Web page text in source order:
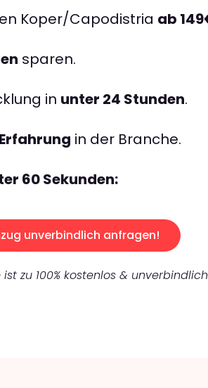
Koper/Capodistria ab
sparen.
in unter 24 Stunden.
in der Branche.
60 Sekunden:
unverbindlich anfragen!
zu 100% kostenlos &